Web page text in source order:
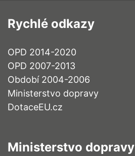
Rychlé odkazy
OPD 2014-2020
OPD 2007-2013
Období 2004-2006
Ministerstvo dopravy
DotaceEU.cz
Ministerstvo dopravy